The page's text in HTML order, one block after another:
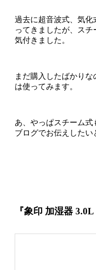
過去に超音波式、気
ってきましたが、ス
気付きました。
まだ購入したばかり
は使ってみます。
あ、やっぱスチーム
ブログでお伝えしたい
『象印 加湿器